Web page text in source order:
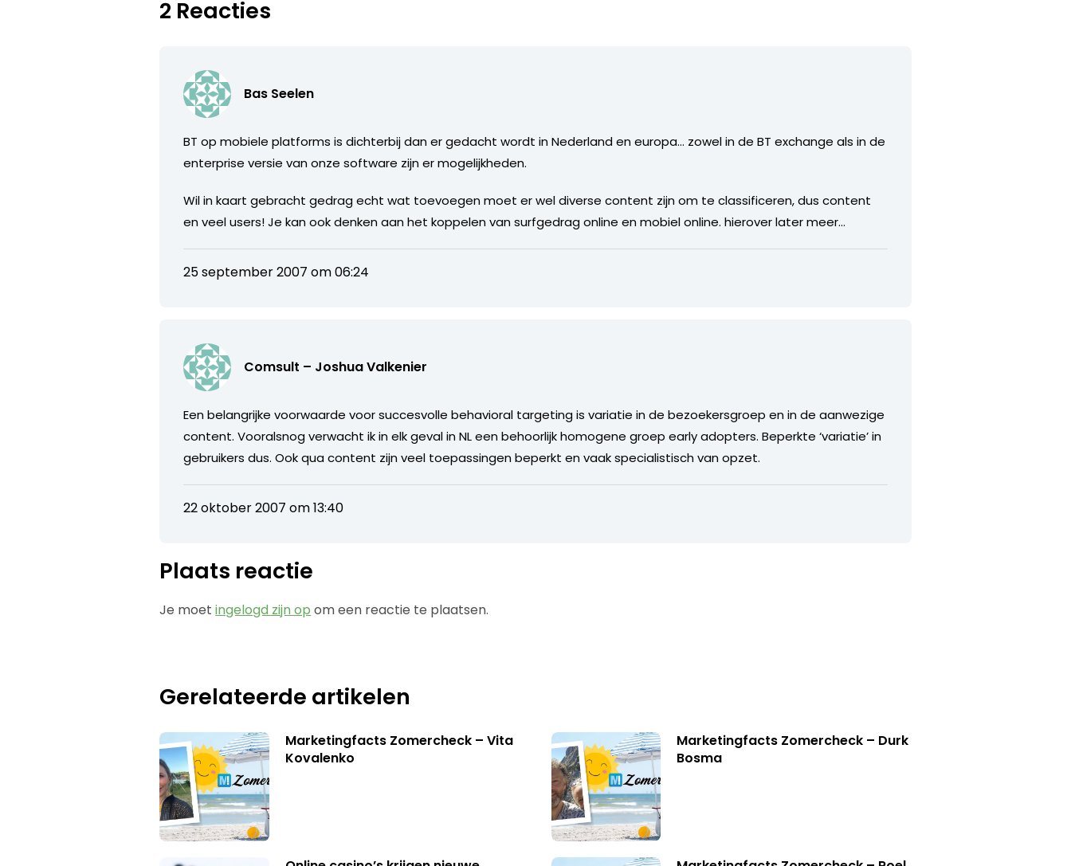
2 Reacties
Bas Seelen
BT op mobiele platforms is dichterbij dan er gedacht wordt in Nederland en europa… zowel in de BT exchange als in de
enterprise versie van onze software zijn er mogelijkheden.
Wil in kaart gebracht gedrag echt wat toevoegen moet er wel diverse content zijn om te classificeren, dus content
en veel users! Je kan ook denken aan het koppelen van surfgedrag online en mobiel online. hierover later meer…
25 september 2007 om 06:24
Comsult – Joshua Valkenier
Een belangrijke voorwaarde voor succesvolle behavioral targeting is variatie in de bezoekersgroep en in de aanwezige
content. Vooralsnog verwacht ik in elk geval in NL een behoorlijk homogene groep early adopters. Beperkte ‘variatie’ in
gebruikers dus. Ook qua content zijn veel toepassingen beperkt en vaak specialistisch van opzet.
22 oktober 2007 om 13:40
Plaats reactie
Je moetingelogd zijn op om een reactie te plaatsen.
Gerelateerde artikelen
Marketingfacts Zomercheck – Vita
Kovalenko
Marketingfacts Zomercheck – Durk
Bosma